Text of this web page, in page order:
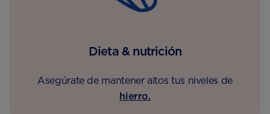
Dieta & nutrición
Asegúrate de mantener altos tus niveles de
hierro.